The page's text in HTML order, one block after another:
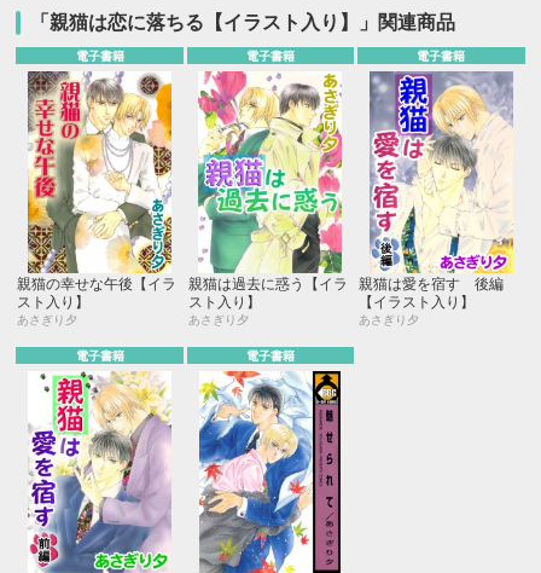
「親猫は恋に落ちる【イラスト入り】」関連商品
電子書籍
親猫の幸せな午後【イラ
スト入り】
あさぎり夕
電子書籍
親猫は過去に惑う【イラ
スト入り】
あさぎり夕
電子書籍
親猫は愛を宿す 後編
【イラスト入り】
あさぎり夕
電子書籍 電子書籍